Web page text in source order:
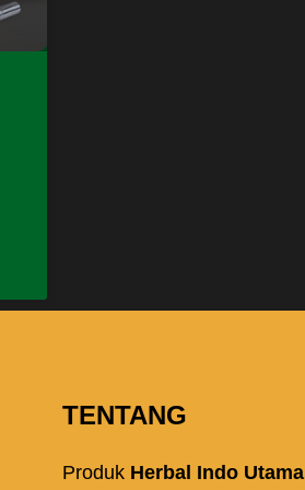
TENTANG
Produk Herbal Indo Utama